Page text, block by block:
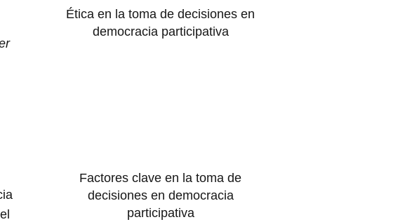
Ética en la toma de decisiones en
democracia participativa
Factores clave en la toma de
decisiones en democracia
participativa